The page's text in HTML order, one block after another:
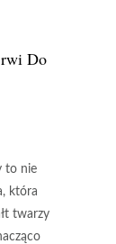
Do
to nie
która
twarzy